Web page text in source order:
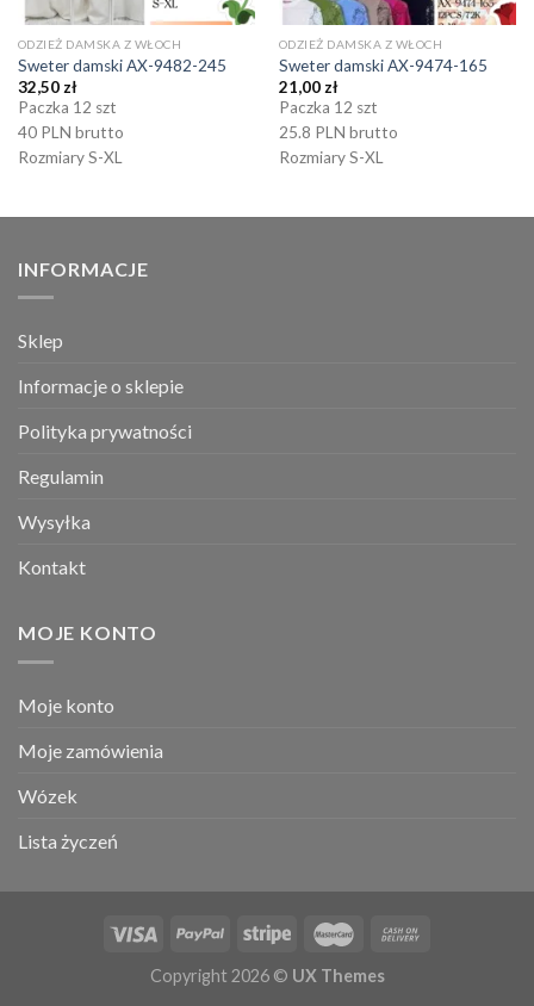
ODZIEŻ DAMSKA Z WŁOCH
Sweter damski AX-9482-245
32,50 zł
Paczka 12 szt
40 PLN brutto
Rozmiary S-XL
ODZIEŻ DAMSKA Z WŁOCH
Sweter damski AX-9474-165
21,00 zł
Paczka 12 szt
25.8 PLN brutto
Rozmiary S-XL
INFORMACJE
Sklep
Informacje o sklepie
Polityka prywatności
Regulamin
Wysyłka
Kontakt
MOJE KONTO
Moje konto
Moje zamówienia
Wózek
Lista życzeń
Copyright 2026 © UX Themes